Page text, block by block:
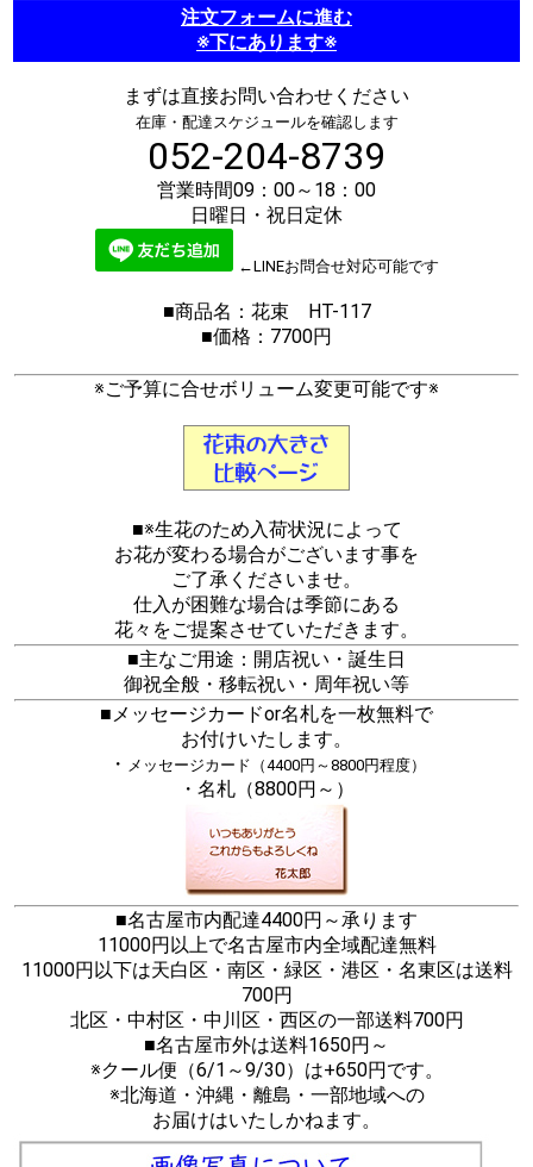
注文フォームに進む
※下にあります※
まずは直接お問い合わせください
在庫・配達スケジュールを確認します
052-204-8739
営業時間09：00～18：00
日曜日・祝日定休
←LINEお問合せ対応可能です
■商品名：花束 HT-117
■価格：7700円
※ご予算に合せボリューム変更可能です※
■※生花のため入荷状況によって
お花が変わる場合がございます事を
ご了承くださいませ。
仕入が困難な場合は季節にある
花々をご提案させていただきます。
■主なご用途：開店祝い・誕生日
御祝全般・移転祝い・周年祝い等
■メッセージカードor名札を一枚無料で
お付けいたします。
・ メッセージカード（4400円～8800円程度）
・名札（8800円～）
■名古屋市内配達4400円～承ります
11000円以上で名古屋市内全域配達無料
11000円以下は天白区・南区・緑区・港区・名東区は送料
700円
北区・中村区・中川区・西区の一部送料700円
■名古屋市外は送料1650円～
※クール便（6/1～9/30）は+650円です。
※北海道・沖縄・離島・一部地域への
お届けはいたしかねます。